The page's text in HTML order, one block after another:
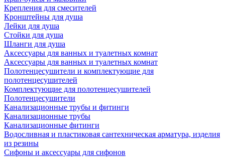
Крепления для смесителей
Кронштейны для душа
Лейки для душа
Стойки для душа
Шланги для душа
Аксессуары для ванных и туалетных комнат
Аксессуары для ванных и туалетных комнат
Полотенцесушители и комплектующие для
полотенцесушителей
Комплектующие для полотенцесушителей
Полотенцесушители
Канализационные трубы и фитинги
Канализационные трубы
Канализационные фитинги
Водосливная и пластиковая сантехническая арматура, изделия
из резины
Сифоны и аксессуары для сифонов